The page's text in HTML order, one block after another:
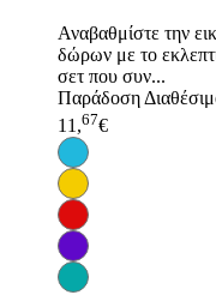
Αναβαθμίστε την
δώρων με το
σετ που συν...
Παράδοση
11,67€